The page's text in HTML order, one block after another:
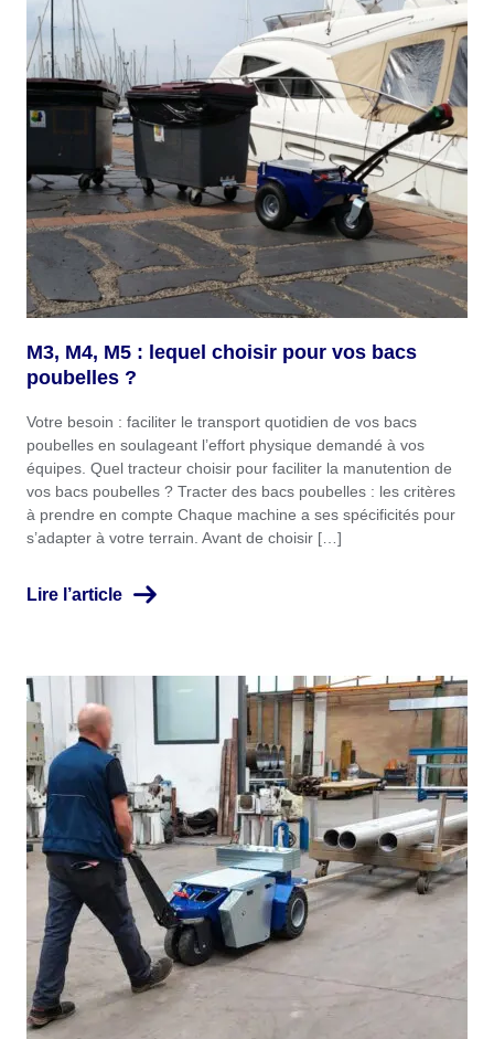
M3, M4, M5 : lequel choisir pour vos bacs
poubelles ?
Votre besoin : faciliter le transport quotidien de vos bacs
poubelles en soulageant l’effort physique demandé à vos
équipes. Quel tracteur choisir pour faciliter la manutention de
vos bacs poubelles ? Tracter des bacs poubelles : les critères
à prendre en compte Chaque machine a ses spécificités pour
s’adapter à votre terrain. Avant de choisir […]
Lire l’article